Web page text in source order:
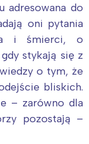
adresowana do
oni pytania
i śmierci, o
stykają się z
o tym, że
bliskich.
– zarówno dla
pozostają –